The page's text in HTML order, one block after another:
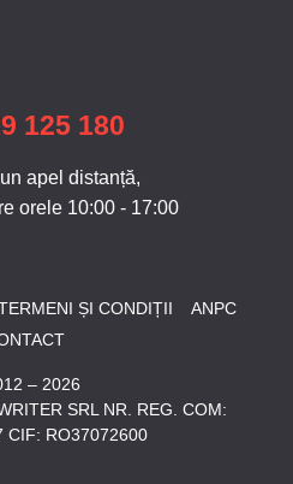
125 180
apel distanță,
orele 10:00 - 17:00
ȘI CONDIȚII
ANPC
– 2026
SRL NR. REG. COM:
CIF: RO37072600